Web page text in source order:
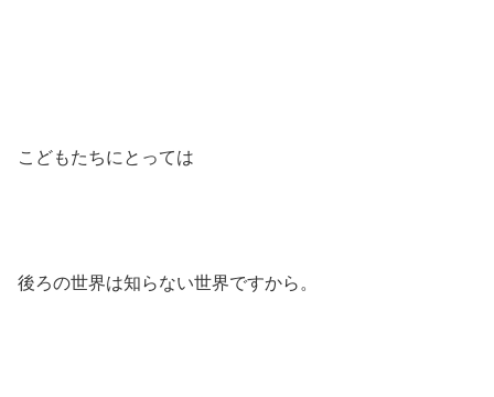
こどもたちにとっては
後ろの世界は知らない世界ですから。